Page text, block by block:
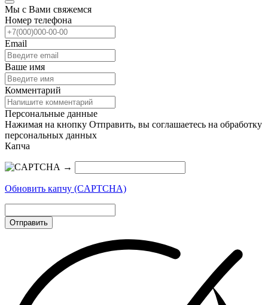
Мы с Вами свяжемся
Номер телефона
Email
Ваше имя
Комментарий
Персональные данные
Нажимая на кнопку Отправить, вы соглашаетесь на обработку
персональных данных
Капча
→
Обновить капчу (CAPTCHA)
Отправить